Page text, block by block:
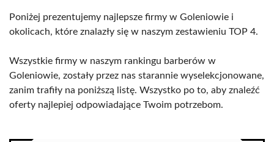
Poniżej prezentujemy najlepsze firmy w Goleniowie i
okolicach, które znalazły się w naszym zestawieniu TOP 4.
Wszystkie firmy w naszym rankingu barberów w
Goleniowie, zostały przez nas starannie wyselekcjonowane,
zanim trafiły na poniższą listę. Wszystko po to, aby znaleźć
oferty najlepiej odpowiadające Twoim potrzebom.